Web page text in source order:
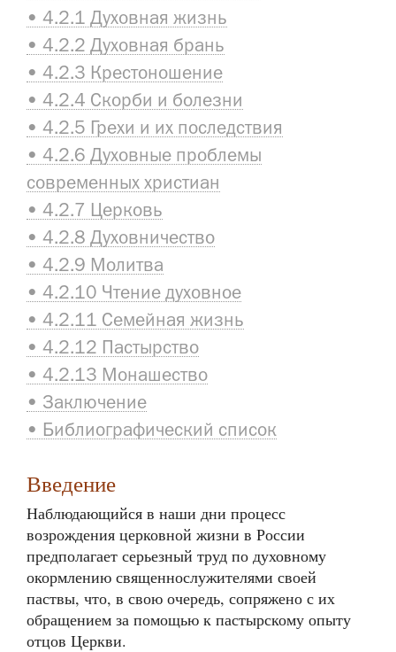
• 4.2.1 Духовная жизнь
• 4.2.2 Духовная брань
• 4.2.3 Крестоношение
• 4.2.4 Скорби и болезни
• 4.2.5 Грехи и их последствия
• 4.2.6 Духовные проблемы
современных христиан
• 4.2.7 Церковь
• 4.2.8 Духовничество
• 4.2.9 Молитва
• 4.2.10 Чтение духовное
• 4.2.11 Семейная жизнь
• 4.2.12 Пастырство
• 4.2.13 Монашество
• Заключение
• Библиографический список
Введение
Наблюдающийся в наши дни процесс
возрождения церковной жизни в России
предполагает серьезный труд по духовному
окормлению священнослужителями своей
паствы, что, в свою очередь, сопряжено с их
обращением за помощью к пастырскому опыту
отцов Церкви.